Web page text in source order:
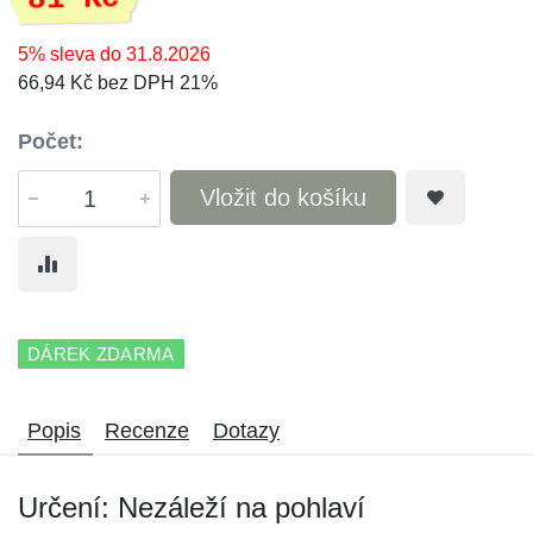
5% sleva do 31.8.2026
66,94 Kč bez DPH 21%
Počet:
Vložit do košíku
DÁREK ZDARMA
Popis Recenze Dotazy
Určení: Nezáleží na pohlaví